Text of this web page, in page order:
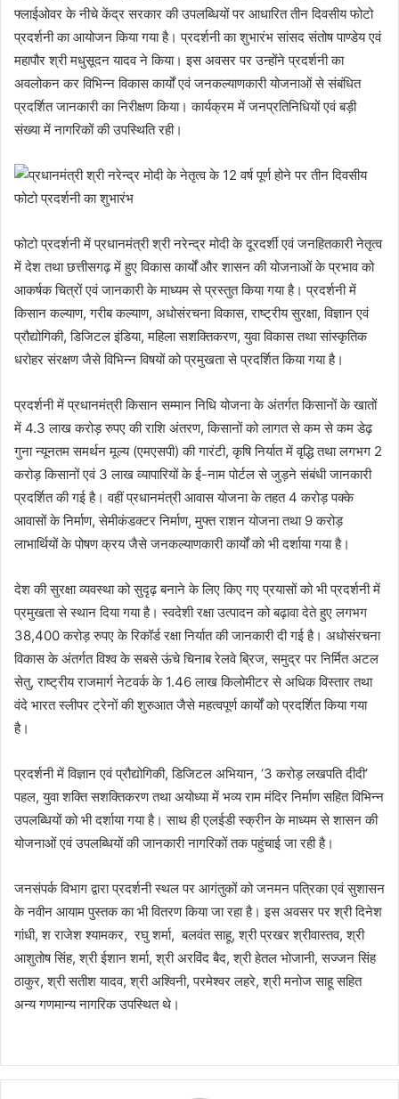
फ्लाईओवर के नीचे केंद्र सरकार की उपलब्धियों पर आधारित तीन दिवसीय फोटो
प्रदर्शनी का आयोजन किया गया है। प्रदर्शनी का शुभारंभ सांसद संतोष पाण्डेय एवं
महापौर श्री मधुसूदन यादव ने किया। इस अवसर पर उन्होंने प्रदर्शनी का
अवलोकन कर विभिन्न विकास कार्यों एवं जनकल्याणकारी योजनाओं से संबंधित
प्रदर्शित जानकारी का निरीक्षण किया। कार्यक्रम में जनप्रतिनिधियों एवं बड़ी
संख्या में नागरिकों की उपस्थिति रही।
फोटो प्रदर्शनी में प्रधानमंत्री श्री नरेन्द्र मोदी के दूरदर्शी एवं जनहितकारी नेतृत्व
में देश तथा छत्तीसगढ़ में हुए विकास कार्यों और शासन की योजनाओं के प्रभाव को
आकर्षक चित्रों एवं जानकारी के माध्यम से प्रस्तुत किया गया है। प्रदर्शनी में
किसान कल्याण, गरीब कल्याण, अधोसंरचना विकास, राष्ट्रीय सुरक्षा, विज्ञान एवं
प्रौद्योगिकी, डिजिटल इंडिया, महिला सशक्तिकरण, युवा विकास तथा सांस्कृतिक
धरोहर संरक्षण जैसे विभिन्न विषयों को प्रमुखता से प्रदर्शित किया गया है।
प्रदर्शनी में प्रधानमंत्री किसान सम्मान निधि योजना के अंतर्गत किसानों के खातों
में 4.3 लाख करोड़ रुपए की राशि अंतरण, किसानों को लागत से कम से कम डेढ़
गुना न्यूनतम समर्थन मूल्य (एमएसपी) की गारंटी, कृषि निर्यात में वृद्धि तथा लगभग 2
करोड़ किसानों एवं 3 लाख व्यापारियों के ई-नाम पोर्टल से जुड़ने संबंधी जानकारी
प्रदर्शित की गई है। वहीं प्रधानमंत्री आवास योजना के तहत 4 करोड़ पक्के
आवासों के निर्माण, सेमीकंडक्टर निर्माण, मुफ्त राशन योजना तथा 9 करोड़
लाभार्थियों के पोषण क्रय जैसे जनकल्याणकारी कार्यों को भी दर्शाया गया है।
देश की सुरक्षा व्यवस्था को सुदृढ़ बनाने के लिए किए गए प्रयासों को भी प्रदर्शनी में
प्रमुखता से स्थान दिया गया है। स्वदेशी रक्षा उत्पादन को बढ़ावा देते हुए लगभग
38,400 करोड़ रुपए के रिकॉर्ड रक्षा निर्यात की जानकारी दी गई है। अधोसंरचना
विकास के अंतर्गत विश्व के सबसे ऊंचे चिनाब रेलवे ब्रिज, समुद्र पर निर्मित अटल
सेतु, राष्ट्रीय राजमार्ग नेटवर्क के 1.46 लाख किलोमीटर से अधिक विस्तार तथा
वंदे भारत स्लीपर ट्रेनों की शुरुआत जैसे महत्वपूर्ण कार्यों को प्रदर्शित किया गया
है।
प्रदर्शनी में विज्ञान एवं प्रौद्योगिकी, डिजिटल अभियान, ‘3 करोड़ लखपति दीदी’
पहल, युवा शक्ति सशक्तिकरण तथा अयोध्या में भव्य राम मंदिर निर्माण सहित विभिन्न
उपलब्धियों को भी दर्शाया गया है। साथ ही एलईडी स्क्रीन के माध्यम से शासन की
योजनाओं एवं उपलब्धियों की जानकारी नागरिकों तक पहुंचाई जा रही है।
जनसंपर्क विभाग द्वारा प्रदर्शनी स्थल पर आगंतुकों को जनमन पत्रिका एवं सुशासन
के नवीन आयाम पुस्तक का भी वितरण किया जा रहा है। इस अवसर पर श्री दिनेश
गांधी, श राजेश श्यामकर, रघु शर्मा, बलवंत साहू, श्री प्रखर श्रीवास्तव, श्री
आशुतोष सिंह, श्री ईशान शर्मा, श्री अरविंद बैद, श्री हेतल भोजानी, सज्जन सिंह
ठाकुर, श्री सतीश यादव, श्री अश्विनी, परमेश्वर लहरे, श्री मनोज साहू सहित
अन्य गणमान्य नागरिक उपस्थित थे।